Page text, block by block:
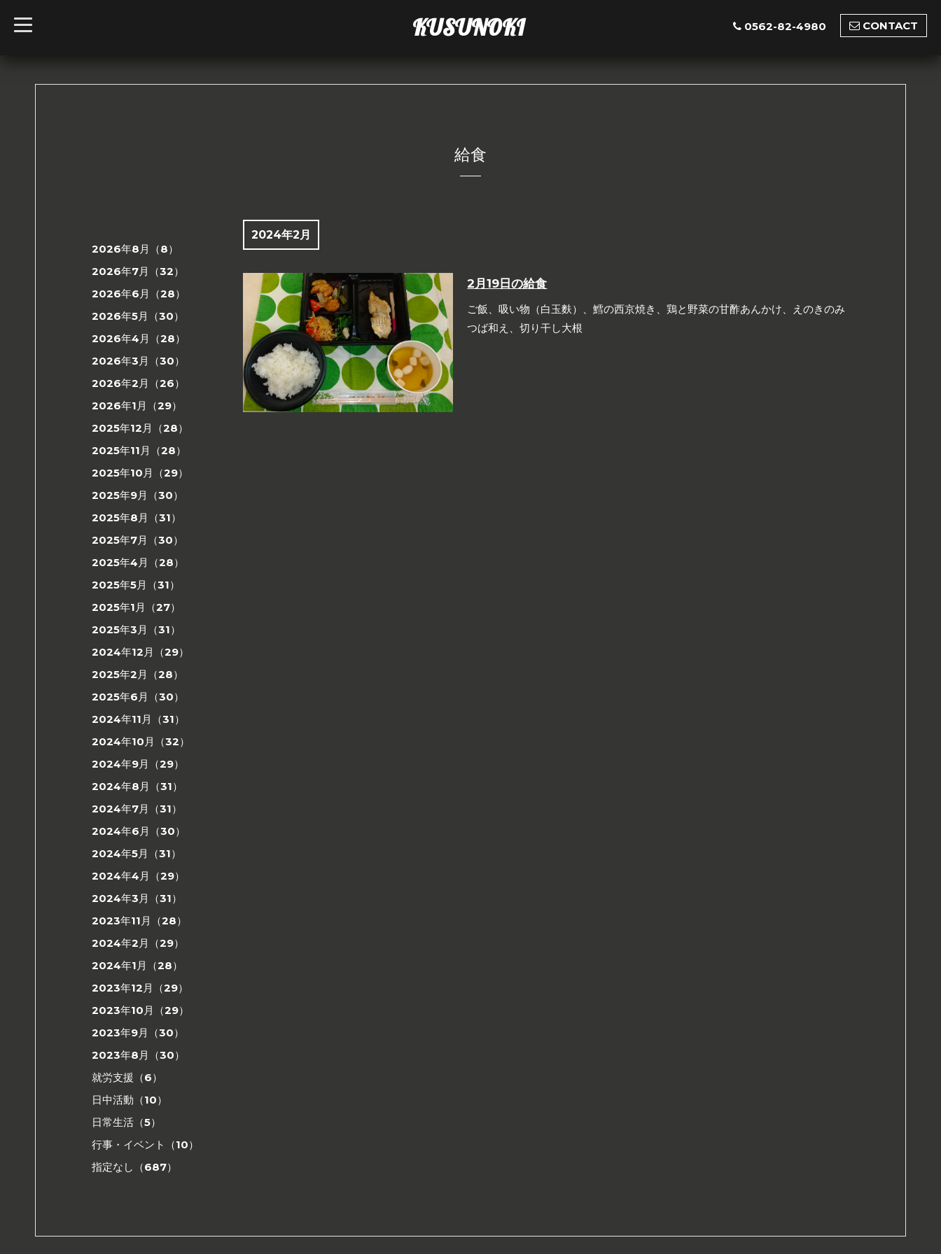
KUSUNOKI
t
o
0562-82-4980 CONTACT
給食
2024年2月
2月19日の給食
ご飯、吸い物（白玉麩）、鱈の西京焼き、鶏と野菜の甘酢あんかけ、えのきのみ
つば和え、切り干し大根
2026年8月（8）
2026年7月（32）
2026年6月（28）
2026年5月（30）
2026年4月（28）
2026年3月（30）
2026年2月（26）
2026年1月（29）
2025年12月（28）
2025年11月（28）
2025年10月（29）
2025年9月（30）
2025年8月（31）
2025年7月（30）
2025年4月（28）
2025年5月（31）
2025年1月（27）
2025年3月（31）
2024年12月（29）
2025年2月（28）
2025年6月（30）
2024年11月（31）
2024年10月（32）
2024年9月（29）
2024年8月（31）
2024年7月（31）
2024年6月（30）
2024年5月（31）
2024年4月（29）
2024年3月（31）
2023年11月（28）
2024年2月（29）
2024年1月（28）
2023年12月（29）
2023年10月（29）
2023年9月（30）
2023年8月（30）
就労支援（6）
日中活動（10）
日常生活（5）
行事・イベント（10）
指定なし（687）